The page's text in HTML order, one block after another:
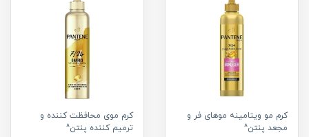
کرم مو ویتامینه موهای فر و
مجعد پنتن^
کرم موی محافظت کننده و
ترمیم کننده پنتن^